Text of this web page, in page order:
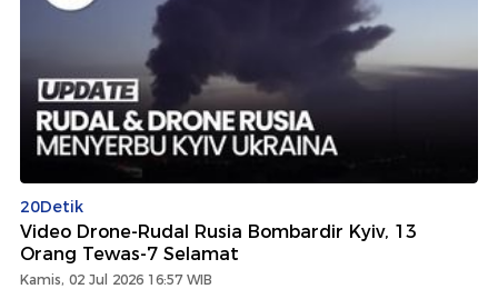
20Detik
Video Drone-Rudal Rusia Bombardir Kyiv, 13
Orang Tewas-7 Selamat
Kamis, 02 Jul 2026 16:57 WIB